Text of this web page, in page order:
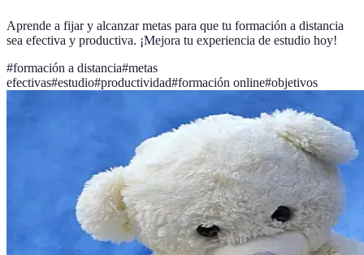
Aprende a fijar y alcanzar metas para que tu formación a distancia
sea efectiva y productiva. ¡Mejora tu experiencia de estudio hoy!
#formación a distancia#metas
efectivas#estudio#productividad#formación online#objetivos